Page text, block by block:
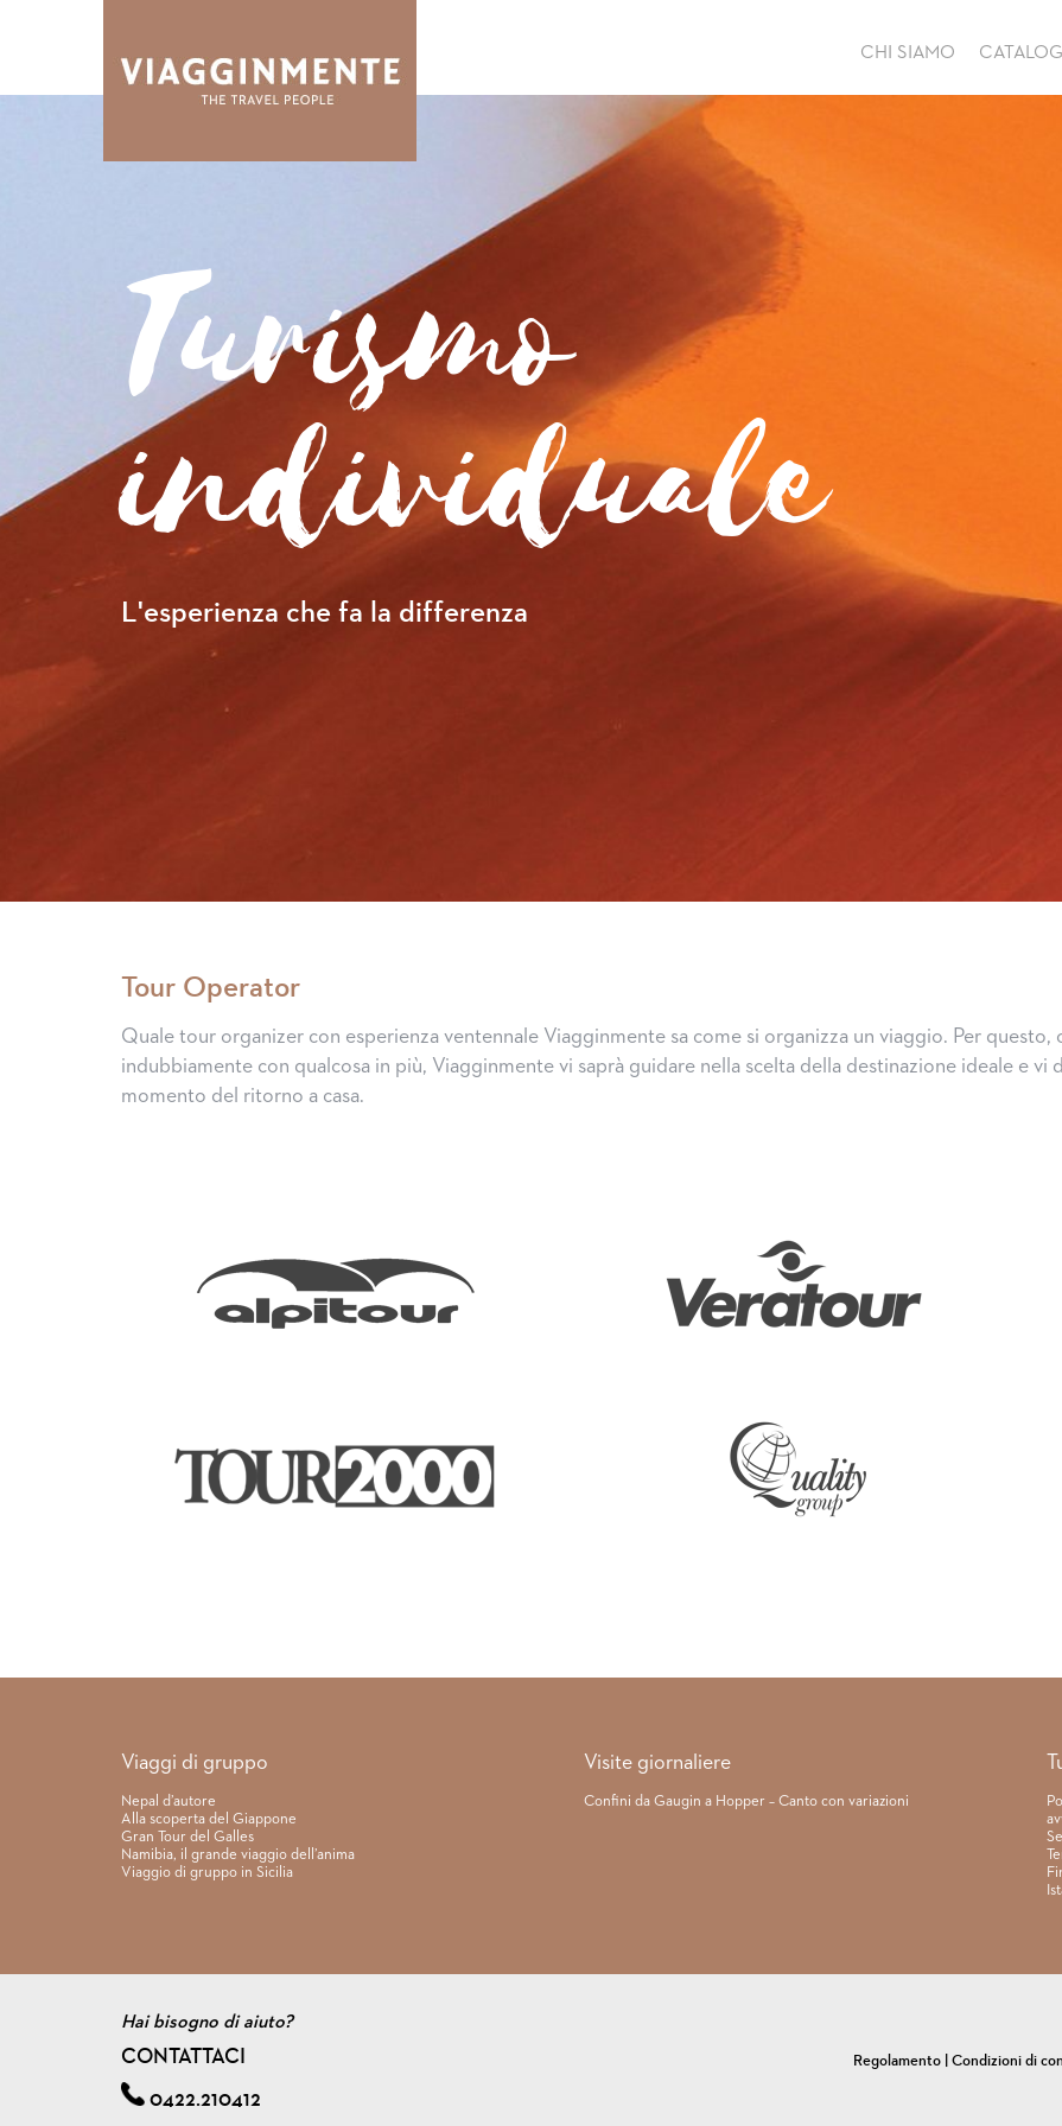
CHI SIAMO
Turismo
individuale
L'esperienza che fa la differenza
Tour Operator
Quale tour organizer con esperienza ventennale Viagginmente sa come si organizza un viaggio. Per questo,
indubbiamente con qualcosa in più, Viagginmente vi saprà guidare nella scelta della destinazione ideale e vi
momento del ritorno a casa.
Viaggi di gruppo
Nepal d’autore
Alla scoperta del Giappone
Gran Tour del Galles
Namibia, il grande viaggio dell’anima
Viaggio di gruppo in Sicilia
Visite giornaliere
Confini da Gaugin a Hopper – Canto con variazioni
Hai bisogno di aiuto?
CONTATTACI
0422.210412
Regolamento Condizioni di